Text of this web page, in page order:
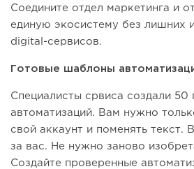
Соедините отдел маркетинга и
единую экосистему без лишних
digital-сервисов.
Готовые шаблоны
Специалисты срвиса создали
автоматизаций. Вам нужно
свой аккаунт и поменять текст.
за вас. Не нужно заново
Создайте проверенные